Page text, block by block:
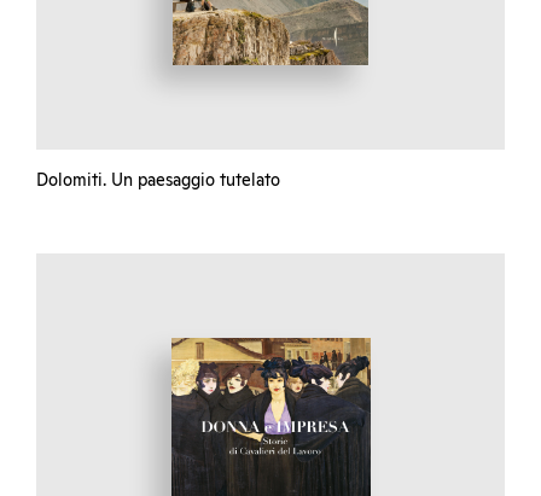
Dolomiti. Un paesaggio tutelato